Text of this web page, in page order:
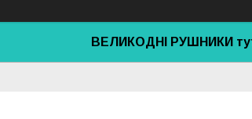
ВЕЛИКОДНІ РУШНИКИ